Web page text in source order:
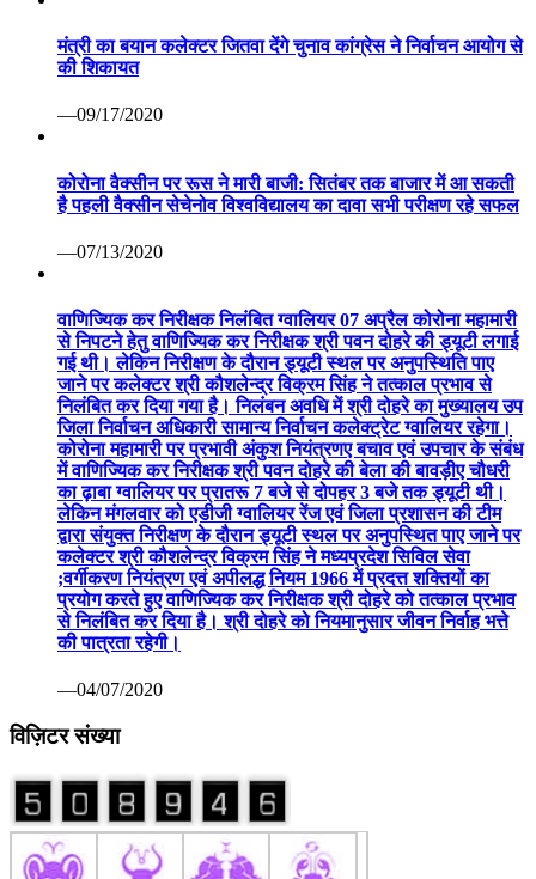
मंत्री का बयान कलेक्टर जितवा देंगे चुनाव कांग्रेस ने निर्वाचन आयोग से
की शिकायत
—09/17/2020
कोरोना वैक्सीन पर रूस ने मारी बाजी: सितंबर तक बाजार में आ सकती
है पहली वैक्सीन सेचेनोव विश्वविद्यालय का दावा सभी परीक्षण रहे सफल
—07/13/2020
वाणिज्यिक कर निरीक्षक निलंबित ग्वालियर 07 अप्रैल कोरोना महामारी
से निपटने हेतु वाणिज्यिक कर निरीक्षक श्री पवन दोहरे की ड्यूटी लगाई
गई थी। लेकिन निरीक्षण के दौरान ड्यूटी स्थल पर अनुपस्थिति पाए
जाने पर कलेक्टर श्री कौशलेन्द्र विक्रम सिंह ने तत्काल प्रभाव से
निलंबित कर दिया गया है। निलंबन अवधि में श्री दोहरे का मुख्यालय उप
जिला निर्वाचन अधिकारी सामान्य निर्वाचन कलेक्ट्रेट ग्वालियर रहेगा।
कोरोना महामारी पर प्रभावी अंकुश नियंत्रणए बचाव एवं उपचार के संबंध
में वाणिज्यिक कर निरीक्षक श्री पवन दोहरे की बेला की बावड़ीए चौधरी
का ढ़ाबा ग्वालियर पर प्रातरू 7 बजे से दोपहर 3 बजे तक ड्यूटी थी।
लेकिन मंगलवार को एडीजी ग्वालियर रेंज एवं जिला प्रशासन की टीम
द्वारा संयुक्त निरीक्षण के दौरान ड्यूटी स्थल पर अनुपस्थित पाए जाने पर
कलेक्टर श्री कौशलेन्द्र विक्रम सिंह ने मध्यप्रदेश सिविल सेवा
;वर्गीकरण नियंत्रण एवं अपीलद्ध नियम 1966 में प्रदत्त शक्तियों का
प्रयोग करते हुए वाणिज्यिक कर निरीक्षक श्री दोहरे को तत्काल प्रभाव
से निलंबित कर दिया है। श्री दोहरे को नियमानुसार जीवन निर्वाह भत्ते
की पात्रता रहेगी।
—04/07/2020
विज़िटर संख्या